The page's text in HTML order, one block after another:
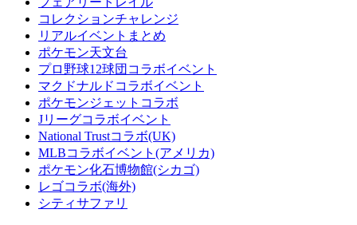
コレクションチャレンジ
リアルイベントまとめ
ポケモン天文台
プロ野球12球団コラボイベント
マクドナルドコラボイベント
ポケモンジェットコラボ
Jリーグコラボイベント
National Trustコラボ(UK)
MLBコラボイベント(アメリカ)
ポケモン化石博物館(シカゴ)
レゴコラボ(海外)
シティサファリ